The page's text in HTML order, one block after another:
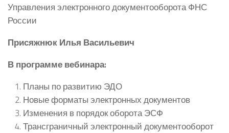
Управления электронного документооборота ФНС
России
Присяжнюк Илья Васильевич
В программе вебинара:
Планы по развитию ЭДО
Новые форматы электронных документов
Изменения в порядок оборота ЭСФ
Трансграничный электронный документооборот